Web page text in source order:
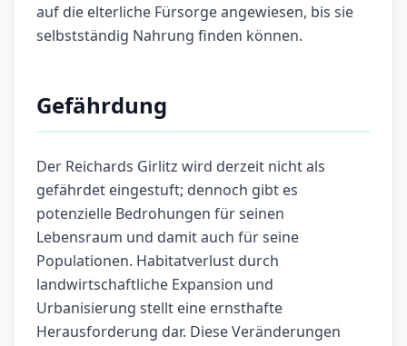
auf die elterliche Fürsorge angewiesen, bis sie
selbstständig Nahrung finden können.
Gefährdung
Der Reichards Girlitz wird derzeit nicht als
gefährdet eingestuft; dennoch gibt es
potenzielle Bedrohungen für seinen
Lebensraum und damit auch für seine
Populationen. Habitatverlust durch
landwirtschaftliche Expansion und
Urbanisierung stellt eine ernsthafte
Herausforderung dar. Diese Veränderungen